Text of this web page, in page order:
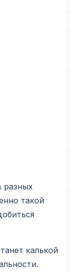
разных
такой
калькой